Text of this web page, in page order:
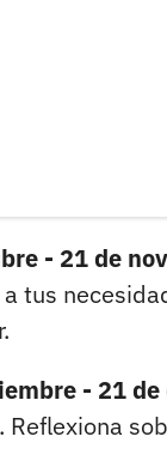
- 21 de
tus
- 21